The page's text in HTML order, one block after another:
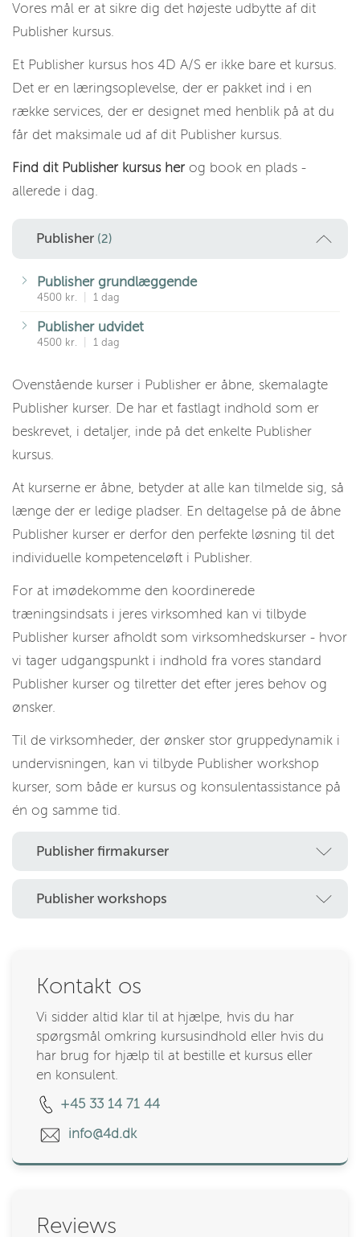
Vores mål er at sikre dig det højeste udbytte af dit
Publisher kursus.
Et Publisher kursus hos 4D A/S er ikke bare et kursus.
Det er en læringsoplevelse, der er pakket ind i en
række services, der er designet med henblik på at du
får det maksimale ud af dit Publisher kursus.
Find dit Publisher kursus her og book en plads -
allerede i dag.
Publisher (2)
Publisher grundlæggende
4500 kr. 1 dag
Publisher udvidet
4500 kr. 1 dag
Ovenstående kurser i Publisher er åbne, skemalagte
Publisher kurser. De har et fastlagt indhold som er
beskrevet, i detaljer, inde på det enkelte Publisher
kursus.
At kurserne er åbne, betyder at alle kan tilmelde sig, så
længe der er ledige pladser. En deltagelse på de åbne
Publisher kurser er derfor den perfekte løsning til det
individuelle kompetenceløft i Publisher.
For at imødekomme den koordinerede
træningsindsats i jeres virksomhed kan vi tilbyde
Publisher kurser afholdt som virksomhedskurser - hvor
vi tager udgangspunkt i indhold fra vores standard
Publisher kurser og tilretter det efter jeres behov og
ønsker.
Til de virksomheder, der ønsker stor gruppedynamik i
undervisningen, kan vi tilbyde Publisher workshop
kurser, som både er kursus og konsulentassistance på
én og samme tid.
Publisher firmakurser
Publisher workshops
Kontakt os
Vi sidder altid klar til at hjælpe, hvis du har
spørgsmål omkring kursusindhold eller hvis du
har brug for hjælp til at bestille et kursus eller
en konsulent.
+45 33 14 71 44
info@4d.dk
Reviews